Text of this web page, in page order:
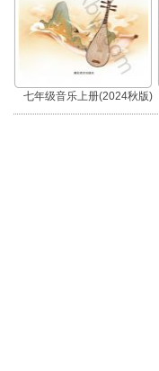
七年级音乐上册(2024秋版)